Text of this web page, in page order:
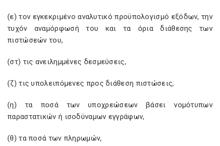
(ε) τον εγκεκριμένο αναλυτικό προϋπολογισμό εξόδων, την
τυχόν αναμόρφωσή του και τα όρια διάθεσης των
πιστώσεών του,
(στ) τις ανειλημμένες δεσμεύσεις,
(ζ) τις υπολειπόμενες προς διάθεση πιστώσεις,
(η) τα ποσά των υποχρεώσεων βάσει νομότυπων
παραστατικών ή ισοδύναμων εγγράφων,
(θ) τα ποσά των πληρωμών,